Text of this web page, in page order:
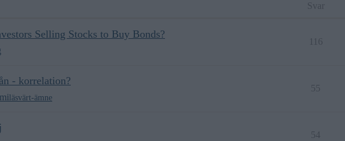
Svar
Selling Stocks to Buy Bonds?
116
- korrelation?
läsvärt-ämne
55
54